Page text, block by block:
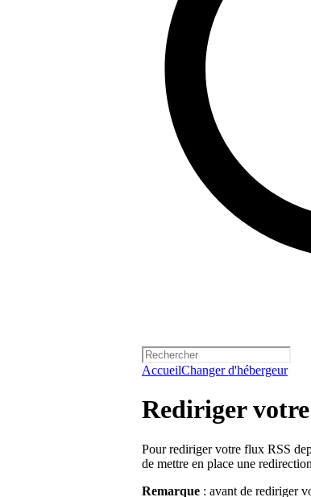
AccueilChanger d'hébergeur
Rediriger
Pour rediriger votre flux RSS
de mettre en place une
Remarque : avant de rediriger